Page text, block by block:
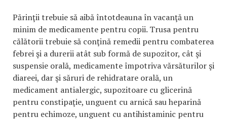
Părinţii trebuie să aibă întotdeauna în vacanţă un
minim de medicamente pentru copii. Trusa pentru
călătorii trebuie să conţină remedii pentru combaterea
febrei şi a durerii atât sub formă de supozitor, cât şi
suspensie orală, medicamente împotriva vărsăturilor şi
diareei, dar şi săruri de rehidratare orală, un
medicament antialergic, supozitoare cu glicerină
pentru constipaţie, unguent cu arnică sau heparină
pentru echimoze, unguent cu antihistaminic pentru